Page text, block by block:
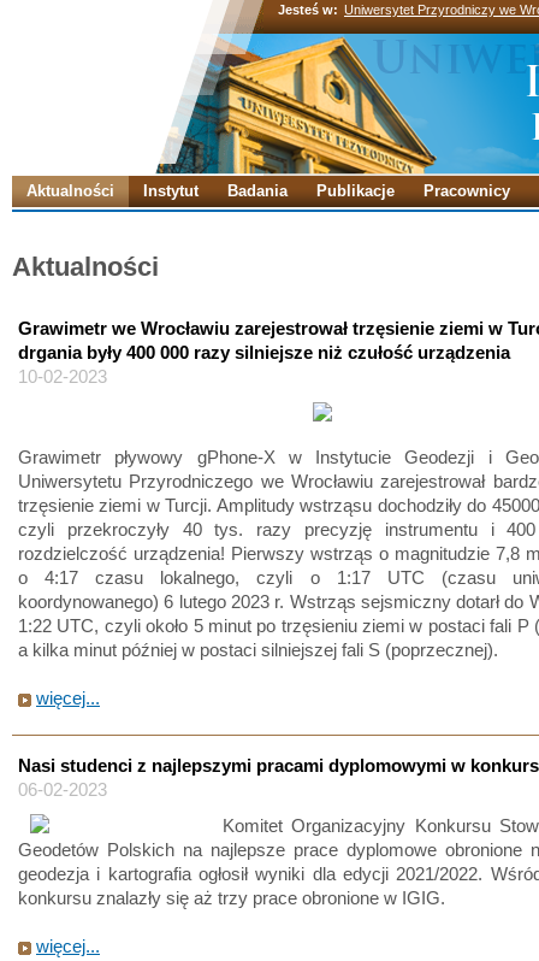
Jesteś w: Uniwersytet Przyrodniczy we
Aktualności Instytut Badania Publikacje Pracownicy
Aktualności
Grawimetr we Wrocławiu zarejestrował trzęsienie ziemi w
drgania były 400 000 razy silniejsze niż czułość urządzenia
10-02-2023
Grawimetr pływowy gPhone-X w Instytucie Geodezji i
Uniwersytetu Przyrodniczego we Wrocławiu zarejestrował
trzęsienie ziemi w Turcji. Amplitudy wstrząsu dochodziły do
czyli przekroczyły 40 tys. razy precyzję instrumentu i
rozdzielczość urządzenia! Pierwszy wstrząs o magnitudzie 7,8
o 4:17 czasu lokalnego, czyli o 1:17 UTC (czasu
koordynowanego) 6 lutego 2023 r. Wstrząs sejsmiczny dotarł do
1:22 UTC, czyli około 5 minut po trzęsieniu ziemi w postaci fali P
a kilka minut później w postaci silniejszej fali S (poprzecznej).
więcej...
Nasi studenci z najlepszymi pracami dyplomowymi w
06-02-2023
Komitet Organizacyjny Konkursu
Geodetów Polskich na najlepsze prace dyplomowe obronione
geodezja i kartografia ogłosił wyniki dla edycji 2021/2022.
konkursu znalazły się aż trzy prace obronione w IGIG.
więcej...